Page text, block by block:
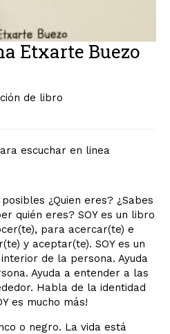
Etxarte Buezo
de libro
escuchar en linea
¿Quien eres? ¿Sabes
quién eres? SOY es un libro
para acercar(te) e
y aceptar(te). SOY es un
de la persona. Ayuda
Ayuda a entender a las
Habla de la identidad
es mucho más!
o negro. La vida está